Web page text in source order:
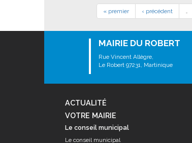
« premier ‹ précédent
MAIRIE DU ROBERT
Rue Vincent Allègre,
Le Robert 97231, Martinique
ACTUALITÉ
VOTRE MAIRIE
Le conseil municipal
Le conseil municipal